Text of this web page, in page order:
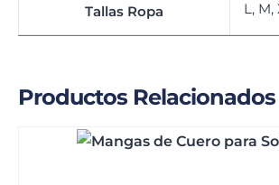
Tallas Ropa L, M,
Productos Relacionados